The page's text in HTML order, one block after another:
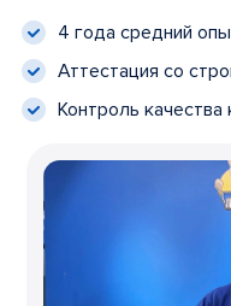
4 года средний
Аттестация со
Контроль качества